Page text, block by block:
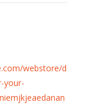
webstore/d
your-